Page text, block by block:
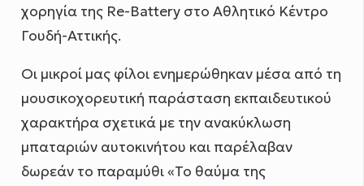
χορηγία της Re-Battery στο Αθλητικό Κέντρο
Γουδή-Αττικής.
Οι μικροί μας φίλοι ενημερώθηκαν μέσα από τη
μουσικοχορευτική παράσταση εκπαιδευτικού
χαρακτήρα σχετικά με την ανακύκλωση
μπαταριών αυτοκινήτου και παρέλαβαν
δωρεάν το παραμύθι «Το θαύμα της